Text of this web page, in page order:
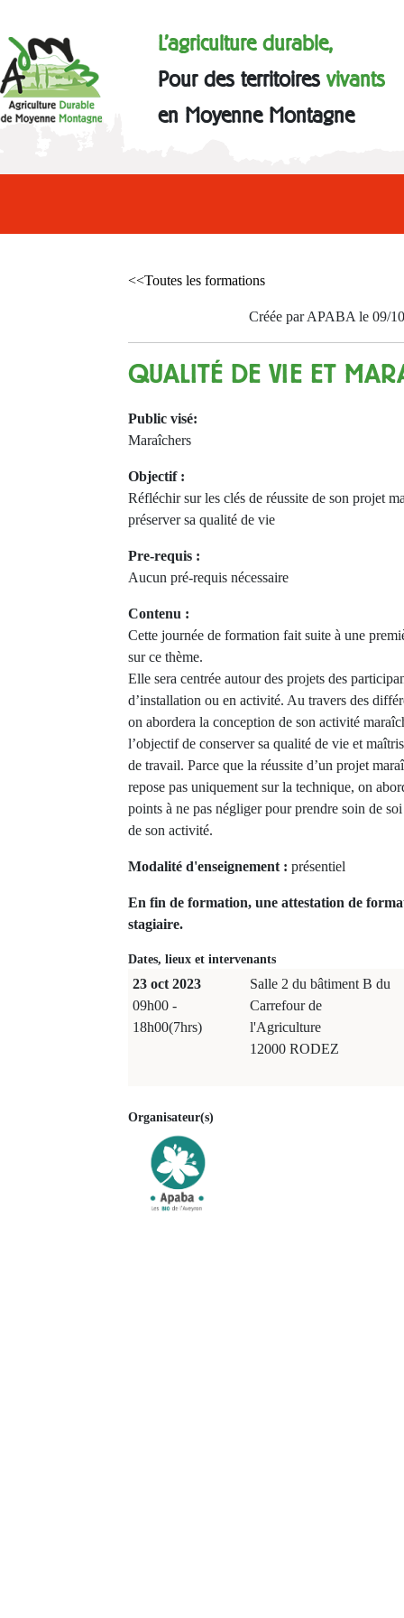
L'agriculture durable,
Pour des territoiresvivants
en Moyenne Montagne
<<Toutes les formations
Créée par APABA le 09/
QUALITÉ DE VIE ET
Public visé:
Maraîchers
Objectif :
Réfléchir sur les clés de réussite de son projet
préserver sa qualité de vie
Pre-requis :
Aucun pré-requis nécessaire
Contenu :
Cette journée de formation fait suite à une
sur ce thème.
Elle sera centrée autour des projets des
d’installation ou en activité. Au travers des
on abordera la conception de son activité
l’objectif de conserver sa qualité de vie et
de travail. Parce que la réussite d’un projet
repose pas uniquement sur la technique, on
points à ne pas négliger pour prendre soin de
de son activité.
Modalité d'enseignement : présentiel
En fin de formation, une attestation de
stagiaire.
Dates, lieux et intervenants
23 oct 2023
09h00 -
18h00(7hrs)
Salle 2 du bâtiment B du
Carrefour de
l'Agriculture
12000 RODEZ
Organisateur(s)